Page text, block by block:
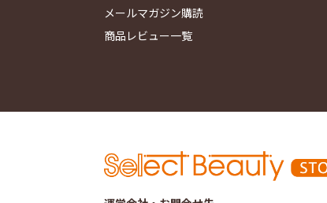
メールマガジン購読
商品レビュー一覧